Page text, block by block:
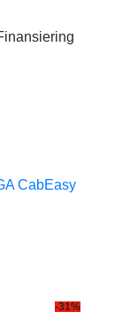
CabEasy
-31%